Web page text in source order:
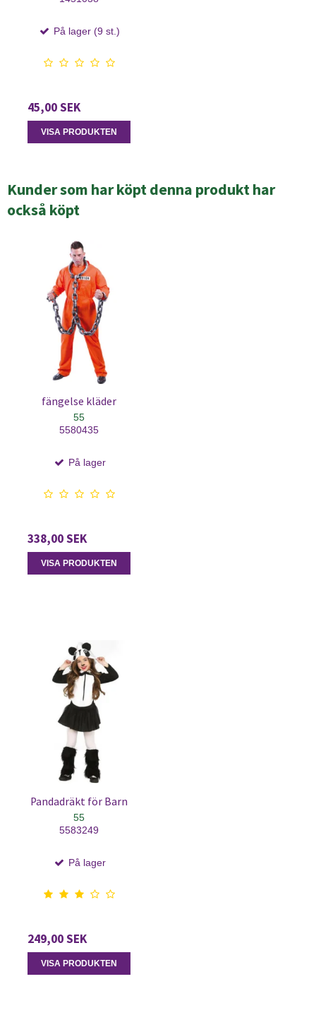
På lager (9 st.)
45,00 SEK
VISA PRODUKTEN
Kunder som har köpt denna produkt har
också köpt
fängelse kläder
55
5580435
På lager
338,00 SEK
VISA PRODUKTEN
Pandadräkt för Barn
55
5583249
På lager
249,00 SEK
VISA PRODUKTEN